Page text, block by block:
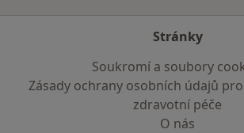
Stránky
Soukromí a soubory
Zásady ochrany osobních údajů
zdravotní péče
O nás